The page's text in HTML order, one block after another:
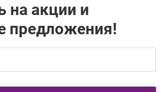
на акции и
предложения!